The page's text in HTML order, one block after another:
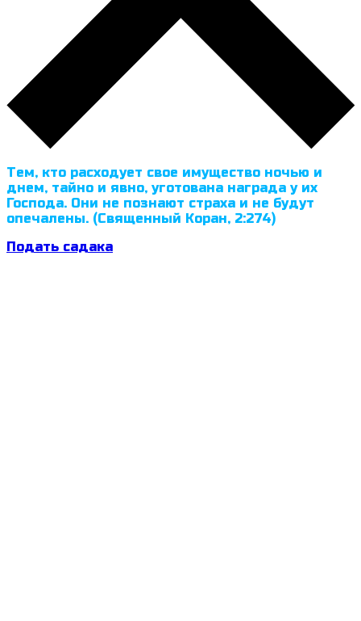
Тем, кто расходует свое имущество ночью и
днем, тайно и явно, уготована награда у их
Господа. Они не познают страха и не будут
опечалены. (Священный Коран, 2:274)
Подать садака